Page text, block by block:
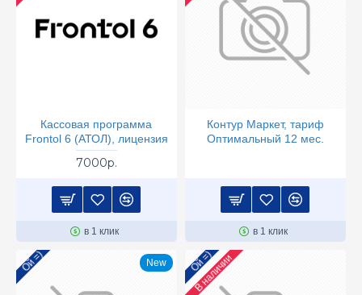
Кассовая программа
Frontol 6 (АТОЛ), лицензия
7000р.
в 1 клик
Контур Маркет, тариф
Оптимальный 12 мес.
в 1 клик
New
Ой =) Ой =)
В наличии